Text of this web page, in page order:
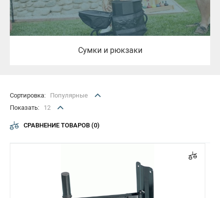
Антенна
Держатель
Рюкзак
Стойка
Сумки и рюкзаки
Сортировка:
Популярные
Показать:
12
СРАВНЕНИЕ ТОВАРОВ (0)